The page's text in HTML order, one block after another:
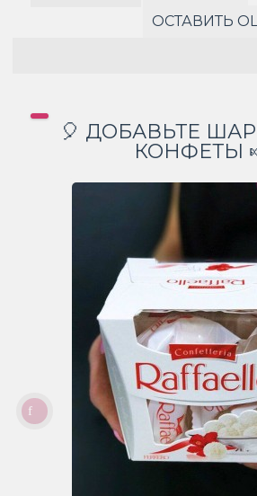
ОСТАВИТЬ
🎈 ДОБАВЬТЕ
КОНФЕТЫ